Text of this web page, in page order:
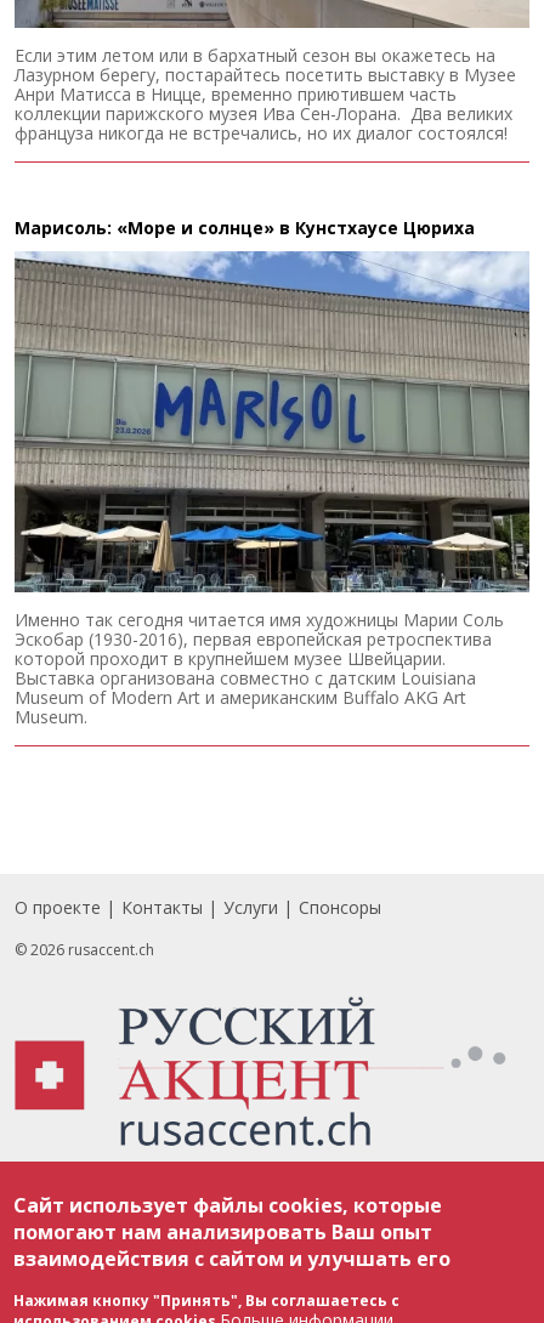
Если этим летом или в бархатный сезон вы окажетесь на
Лазурном берегу, постарайтесь посетить выставку в Музее
Анри Матисса в Ницце, временно приютившем часть
коллекции парижского музея Ива Сен-Лорана. Два великих
француза никогда не встречались, но их диалог состоялся!
Марисоль: «Море и солнце» в Кунстхаусе Цюриха
Именно так сегодня читается имя художницы Марии Соль
Эскобар (1930-2016), первая европейская ретроспектива
которой проходит в крупнейшем музее Швейцарии.
Выставка организована совместно с датским Louisiana
Museum of Modern Art и американским Buffalo AKG Art
Museum.
Footer
О проекте Контакты Услуги Спонсоры
© 2026 rusaccent.ch
соответствии с законодательством Швейцарии об авторском праве и
международными соглашениями. Полное или частичное использование
материалов возможно только с разрешения редакции. В случае полного
или частичного воспроизведения материалов сайта rusaccent.ch,
ОБЯЗАТЕЛЬНА АКТИВНАЯ ГИПЕРССЫЛКА на конкретный заимствованный
текст. Фотоизображения, размещенные редакцией rusaccent.ch, являются
ее исключительной собственностью. Полное или частичное
Сайт использует файлы cookies, которые
помогают нам анализировать Ваш опыт
взаимодействия с сайтом и улучшать его
Нажимая кнопку "Принять", Вы соглашаетесь с